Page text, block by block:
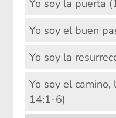
Yo soy la puerta
Yo soy el buen
Yo soy la
Yo soy el
14:1-6)